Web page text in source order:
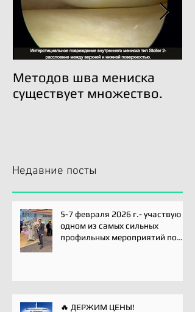
Методов шва мениска
существует множество.
Недавние посты
5-7 февраля 2026 г.- участвую
одном из самых сильных
профильных мероприятий по
🔥 ДЕРЖИМ ЦЕНЫ!